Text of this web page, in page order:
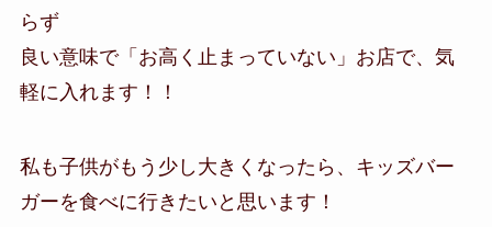
らず
良い意味で「お高く止まっていない」お店で、気
軽に入れます！！
私も子供がもう少し大きくなったら、キッズバー
ガーを食べに行きたいと思います！